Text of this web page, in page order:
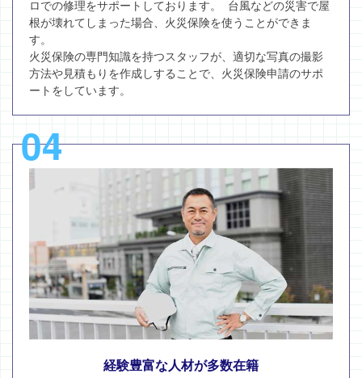
ロでの修理をサポートしております。 台風などの災害で屋
根が壊れてしまった場合、火災保険を使うことができま
す。
火災保険の専門知識を持つスタッフが、適切な写真の撮影
方法や見積もりを作成しすることで、火災保険申請のサポ
ートをしています。
04
経験豊富な人材が多数在籍